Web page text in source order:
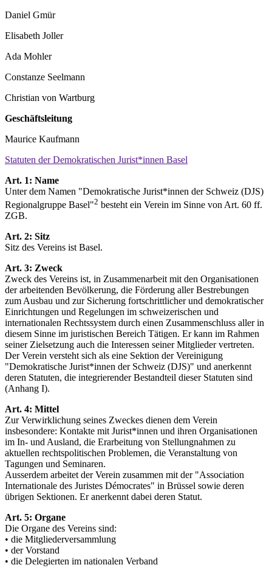
Daniel Gmür
Elisabeth Joller
Ada Mohler
Constanze Seelmann
Christian von Wartburg
Geschäftsleitung
Maurice Kaufmann
Statuten der Demokratischen Jurist*innen Basel
Art. 1: Name
Unter dem Namen "Demokratische Jurist*innen der Schweiz (DJS)
Regionalgruppe Basel"2 besteht ein Verein im Sinne von Art. 60 ff.
ZGB.
Art. 2: Sitz
Sitz des Vereins ist Basel.
Art. 3: Zweck
Zweck des Vereins ist, in Zusammenarbeit mit den Organisationen
der arbeitenden Bevölkerung, die Förderung aller Bestrebungen
zum Ausbau und zur Sicherung fortschrittlicher und demokratischer
Einrichtungen und Regelungen im schweizerischen und
internationalen Rechtssystem durch einen Zusammenschluss aller in
diesem Sinne im juristischen Bereich Tätigen. Er kann im Rahmen
seiner Zielsetzung auch die Interessen seiner Mitglieder vertreten.
Der Verein versteht sich als eine Sektion der Vereinigung
"Demokratische Jurist*innen der Schweiz (DJS)" und anerkennt
deren Statuten, die integrierender Bestandteil dieser Statuten sind
(Anhang I).
Art. 4: Mittel
Zur Verwirklichung seines Zweckes dienen dem Verein
insbesondere: Kontakte mit Jurist*innen und ihren Organisationen
im In- und Ausland, die Erarbeitung von Stellungnahmen zu
aktuellen rechtspolitischen Problemen, die Veranstaltung von
Tagungen und Seminaren.
Ausserdem arbeitet der Verein zusammen mit der "Association
Internationale des Juristes Démocrates" in Brüssel sowie deren
übrigen Sektionen. Er anerkennt dabei deren Statut.
Art. 5: Organe
Die Organe des Vereins sind:
• die Mitgliederversammlung
• der Vorstand
• die Delegierten im nationalen Verband